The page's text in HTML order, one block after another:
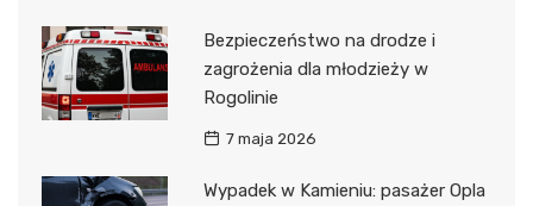
Bezpieczeństwo na drodze i
zagrożenia dla młodzieży w
Rogolinie
7 maja 2026
Wypadek w Kamieniu: pasażer Opla